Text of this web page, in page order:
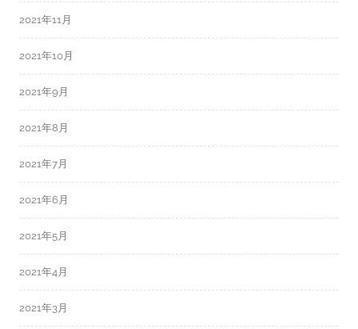
2021年11月
2021年10月
2021年9月
2021年8月
2021年7月
2021年6月
2021年5月
2021年4月
2021年3月